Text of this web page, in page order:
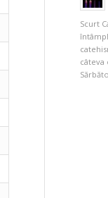
Scurt
câteva